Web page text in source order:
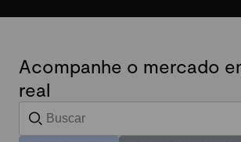
Acompanhe o mercado
real